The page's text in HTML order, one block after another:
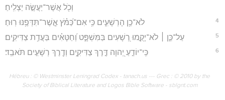
וְכֹ֖ל אֲשֶׁר־יַעֲשֶׂ֣ה יַצְלִֽיחַ׃
4 לֹא־כֵ֥ן הָרְשָׁעִ֑ים כִּ֥י אִם־כַּ֝מֹּ֗ץ אֲ‍ֽשֶׁר־תִּדְּפֶ֥נּוּ רֽוּחַ׃
5 עַל־כֵּ֤ן ׀ לֹא־יָקֻ֣מוּ רְ֭שָׁעִים בַּמִּשְׁפָּ֑ט וְ֝חַטָּאִ֗ים בַּעֲדַ֥ת צַדִּיקִֽים׃
6 כִּֽי־יוֹדֵ֣עַ יְ֭הוָה דֶּ֣רֶךְ צַדִּיקִ֑ים וְדֶ֖רֶךְ רְשָׁעִ֣ים תֹּאבֵֽד׃
Hébreu : © Westminster Leningrad Codex - tanach.us --- Grec : © 2010 by the
Society of Biblical Literature and Logos Bible Software - sblgnt.com